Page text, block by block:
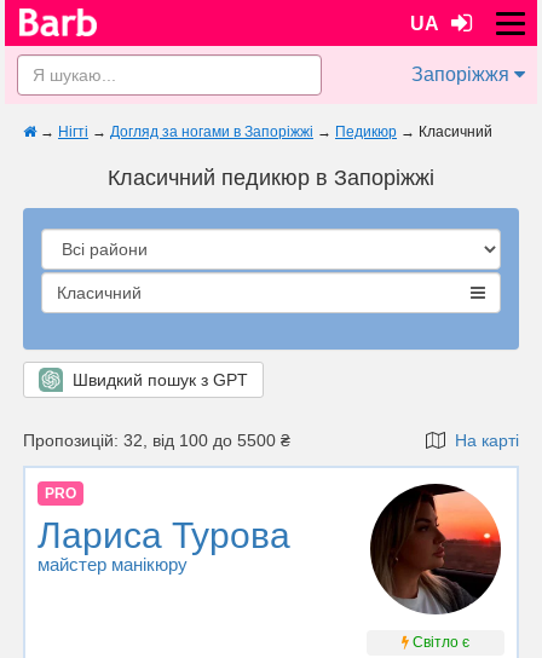
UA
Запоріжжя
→ Нігті → Догляд за ногами в Запоріжжі → Педикюр → Класичний
Класичний педикюр в Запоріжжі
Класичний
Швидкий пошук з GPT
Пропозицій: 32, від 100 до 5500 ₴ На карті
PRO
Лариса Турова
майстер манікюру
Світло є